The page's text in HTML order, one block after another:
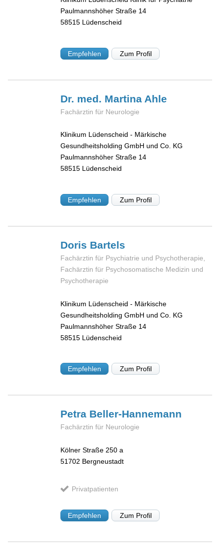
Paulmannshöher Straße 14
58515 Lüdenscheid
Empfehlen Zum Profil
Dr. med. Martina Ahle
Fachärztin für Neurologie
Klinikum Lüdenscheid - Märkische
Gesundheitsholding GmbH und Co. KG
Paulmannshöher Straße 14
58515 Lüdenscheid
Empfehlen Zum Profil
Doris Bartels
Fachärztin für Psychiatrie und Psychotherapie,
Fachärztin für Psychosomatische Medizin und
Psychotherapie
Klinikum Lüdenscheid - Märkische
Gesundheitsholding GmbH und Co. KG
Paulmannshöher Straße 14
58515 Lüdenscheid
Empfehlen Zum Profil
Petra Beller-Hannemann
Fachärztin für Neurologie
Kölner Straße 250 a
51702 Bergneustadt
Privatpatienten
Empfehlen Zum Profil